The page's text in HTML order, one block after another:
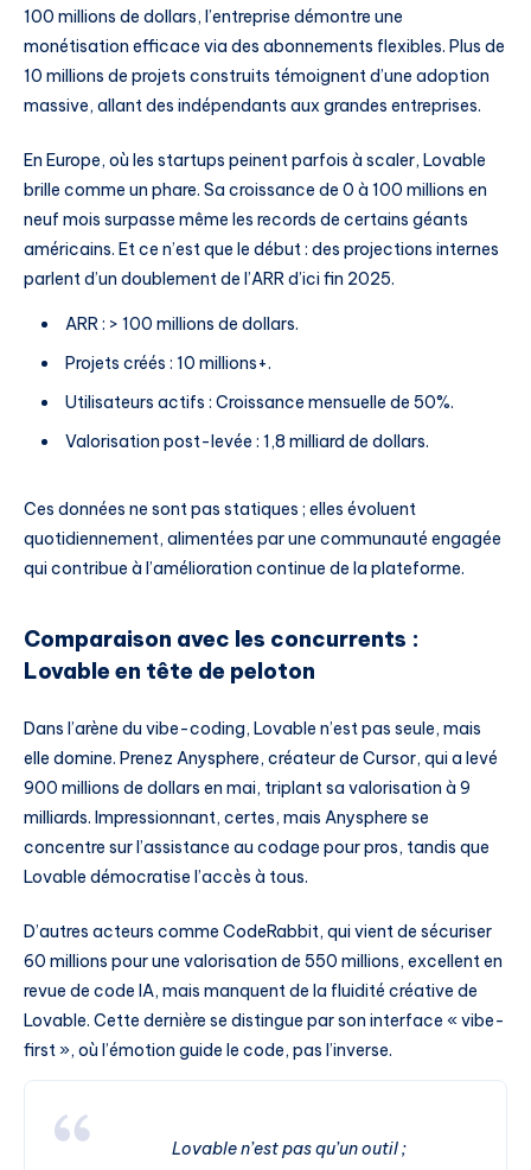
100 millions de dollars, l’entreprise démontre une
monétisation efficace via des abonnements flexibles. Plus de
10 millions de projets construits témoignent d’une adoption
massive, allant des indépendants aux grandes entreprises.
En Europe, où les startups peinent parfois à scaler, Lovable
brille comme un phare. Sa croissance de 0 à 100 millions en
neuf mois surpasse même les records de certains géants
américains. Et ce n’est que le début : des projections internes
parlent d’un doublement de l’ARR d’ici fin 2025.
ARR : > 100 millions de dollars.
Projets créés : 10 millions+.
Utilisateurs actifs : Croissance mensuelle de 50%.
Valorisation post-levée : 1,8 milliard de dollars.
Ces données ne sont pas statiques ; elles évoluent
quotidiennement, alimentées par une communauté engagée
qui contribue à l’amélioration continue de la plateforme.
Comparaison avec les concurrents :
Lovable en tête de peloton
Dans l’arène du vibe-coding, Lovable n’est pas seule, mais
elle domine. Prenez Anysphere, créateur de Cursor, qui a levé
900 millions de dollars en mai, triplant sa valorisation à 9
milliards. Impressionnant, certes, mais Anysphere se
concentre sur l’assistance au codage pour pros, tandis que
Lovable démocratise l’accès à tous.
D’autres acteurs comme CodeRabbit, qui vient de sécuriser
60 millions pour une valorisation de 550 millions, excellent en
revue de code IA, mais manquent de la fluidité créative de
Lovable. Cette dernière se distingue par son interface « vibe-
first », où l’émotion guide le code, pas l’inverse.
Lovable n’est pas qu’un outil ;